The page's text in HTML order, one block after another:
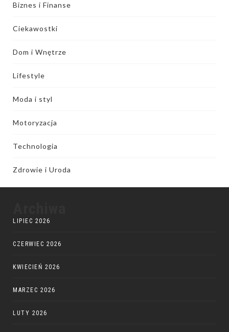
Biznes i Finanse
Ciekawostki
Dom i Wnętrze
Lifestyle
Moda i styl
Motoryzacja
Technologia
Zdrowie i Uroda
LIPIEC 2026
CZERWIEC 2026
KWIECIEŃ 2026
MARZEC 2026
LUTY 2026